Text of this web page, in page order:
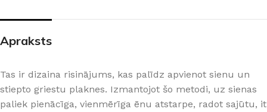
Apraksts
Tas ir dizaina risinājums, kas palīdz apvienot sienu un
stiepto griestu plaknes. Izmantojot šo metodi, uz sienas
paliek pienācīga, vienmērīga ēnu atstarpe, radot sajūtu, it